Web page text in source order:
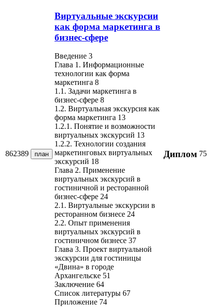
862389 план
Виртуальные экскурсии
как форма маркетинга в
бизнес-сфере
Введение 3
Глава 1. Информационные
технологии как форма
маркетинга 8
1.1. Задачи маркетинга в
бизнес-сфере 8
1.2. Виртуальная экскурсия как
форма маркетинга 13
1.2.1. Понятие и возможности
виртуальных экскурсий 13
1.2.2. Технологии создания
маркетинговых виртуальных
экскурсий 18
Глава 2. Применение
виртуальных экскурсий в
гостиничной и ресторанной
бизнес-сфере 24
2.1. Виртуальные экскурсии в
ресторанном бизнесе 24
2.2. Опыт применения
виртуальных экскурсий в
гостиничном бизнесе 37
Глава 3. Проект виртуальной
экскурсии для гостиницы
«Двина» в городе
Архангельске 51
Заключение 64
Список литературы 67
Приложение 74
Диплом 75